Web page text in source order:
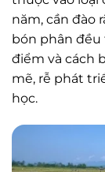
năm, cần đào
bón phân đều
điểm và cách
mẽ, rễ phát
học.